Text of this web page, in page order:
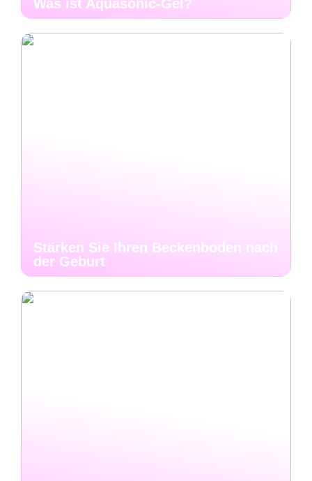
Was ist Aquasonic-Gel?
Stärken Sie Ihren Beckenboden nach
der Geburt